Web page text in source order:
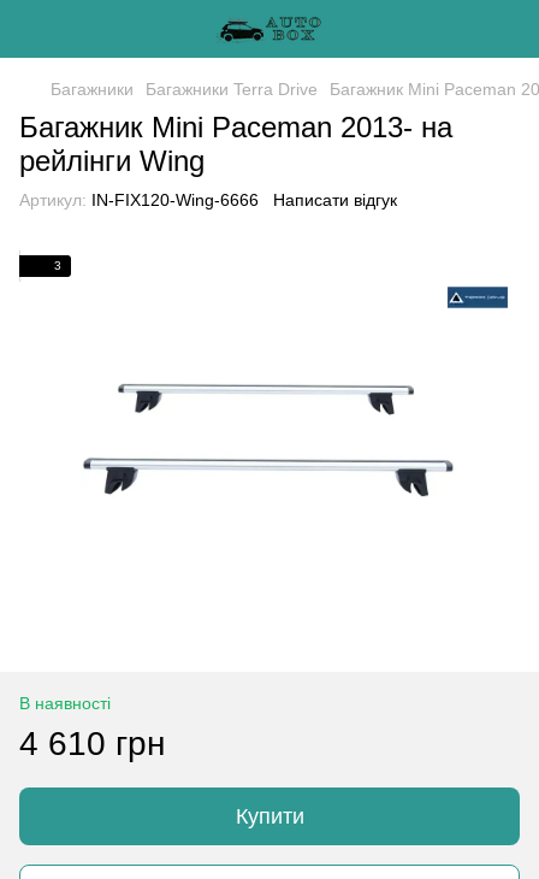
Багажники Багажники Terra Drive Багажник Mini Paceman
Багажник Mini Paceman 2013- на
рейлінги Wing
Артикул: IN-FIX120-Wing-6666 Написати відгук
3
В наявності
4 610 грн
Купити